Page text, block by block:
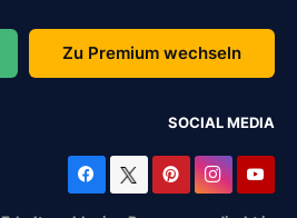
Zu Premium wechseln
SOCIAL MEDIA